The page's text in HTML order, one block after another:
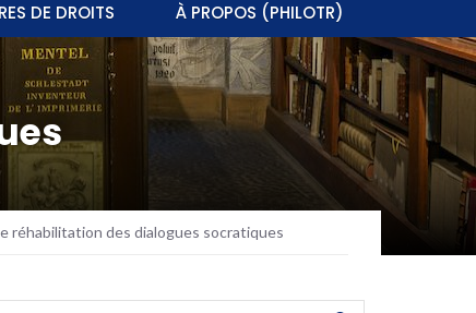
DE DROITS À PROPOS (PHILOTR)
réhabilitation des dialogues socratiques